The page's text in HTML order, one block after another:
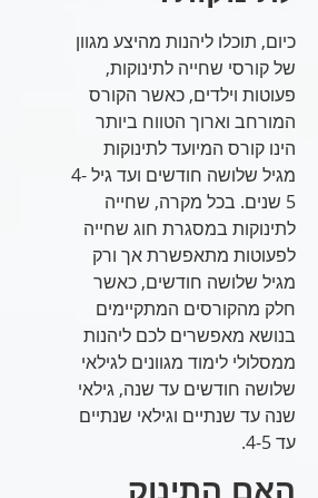
כיום, תוכלו ליהנות מהיצע מגוון
של קורסי שחייה לתינוקות,
פעוטות וילדים, כאשר הקורס
המורחב וארוך הטווח ביותר
הינו קורס המיועד לתינוקות
מגיל שלושה חודשים ועד גיל 4-
5 שנים. בכל מקרה, שחייה
לתינוקות במסגרת חוג שחייה
לפעוטות מתאפשרת אך ורק
מגיל שלושה חודשים, כאשר
חלק מהקורסים המתקיימים
בנושא מאפשרים לכם ליהנות
ממסלולי לימוד מגוונים לגילאי
שלושה חודשים עד שנה, גילאי
שנה עד שנתיים וגילאי שנתיים
עד 4-5.
האם התינוק